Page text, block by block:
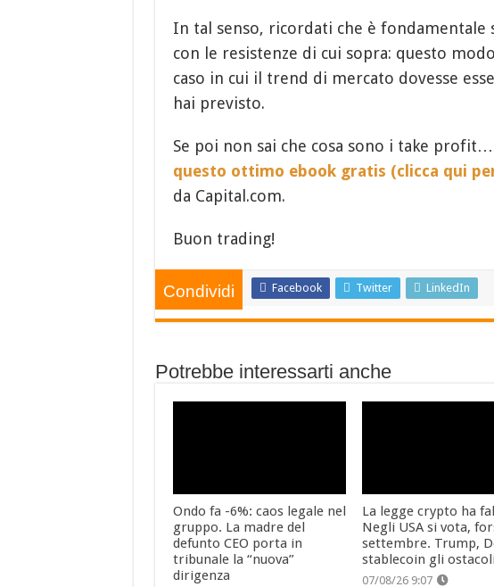
In tal senso, ricordati che è
con le resistenze di cui sopra: questo
caso in cui il trend di mercato dovesse
hai previsto.
Se poi non sai che cosa sono i take
questo ottimo ebook gratis (clicca qui
da Capital.com.
Buon trading!
Condividi Facebook Twitter LinkedIn
Potrebbe interessarti anche
Ondo fa -6%: caos legale nel
gruppo. La madre del
defunto CEO porta in
tribunale la “nuova”
dirigenza
La legge crypto ha
Negli USA si vota,
settembre. Trump,
stablecoin gli
07/08/26 9:07